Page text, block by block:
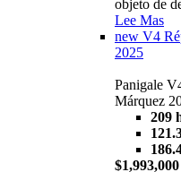
objeto de
Lee Mas
new V4
2025
Panigale
Márquez
209